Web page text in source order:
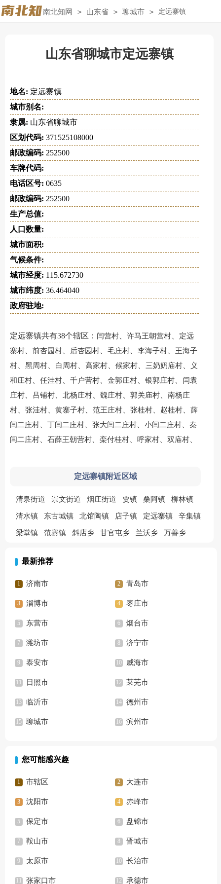
南北知网 > 山东省 > 聊城市 > 定远寨镇
山东省聊城市定远寨镇
地名: 定远寨镇
城市别名:
隶属: 山东省聊城市
区划代码: 371525108000
邮政编码: 252500
车牌代码:
电话区号: 0635
邮政编码: 252500
生产总值:
人口数量:
城市面积:
气候条件:
城市经度: 115.672730
城市纬度: 36.464040
政府驻地:
定远寨镇共有38个辖区： 闫营村 许马王朝营村
定远
寨村
前杏园村 后杏园村 毛庄村 李海子村
王海子
村
黑周村 白周村 高家村 候家村 三奶奶庙村
义
和庄村
任洼村 千户营村 金郭庄村 银郭庄村
闫袁
庄村
吕铺村 北杨庄村 魏庄村 郭关庙村
南杨庄
村
张洼村 黄寨子村 范王庄村 张桂村 赵桂村
薛
闫二庄村
丁闫二庄村 张大闫二庄村 小闫二庄村
秦
闫二庄村
石薛王朝营村 栾付桂村 呼家村 双庙村
定远寨镇附近区域
清泉街道 崇文街道 烟庄街道 贾镇 桑阿镇 柳林镇
清水镇 东古城镇 北馆陶镇 店子镇 定远寨镇 辛集镇
梁堂镇 范寨镇 斜店乡 甘官屯乡 兰沃乡 万善乡
最新推荐
济南市 青岛市
淄博市 枣庄市
东营市 烟台市
潍坊市 济宁市
泰安市 威海市
日照市 莱芜市
临沂市 德州市
聊城市 滨州市
您可能感兴趣
市辖区 大连市
沈阳市 赤峰市
保定市 盘锦市
鞍山市 晋城市
太原市 长治市
张家口市 承德市